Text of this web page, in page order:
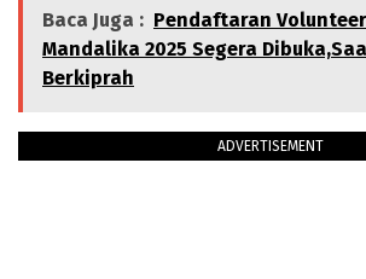
Baca Juga : Pendaftaran
Mandalika 2025 Segera
Berkiprah
ADVERTISEMENT